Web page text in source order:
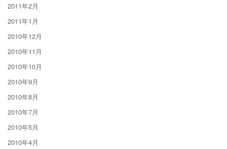
2011年2月
2011年1月
2010年12月
2010年11月
2010年10月
2010年9月
2010年8月
2010年7月
2010年5月
2010年4月